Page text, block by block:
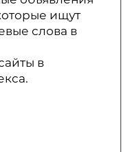
ищут
слова в
в